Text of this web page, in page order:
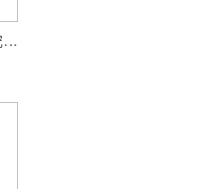
开过的玩笑都是处心积虑挖的坑